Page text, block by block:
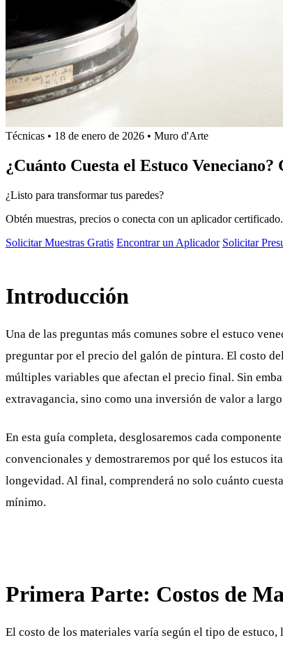
Técnicas • 18 de enero de 2026 • Muro d'Arte
¿Cuánto Cuesta el Estuco Veneciano?
¿Listo para transformar tus paredes?
Obtén muestras, precios o conecta con un aplicador certificado.
Solicitar Muestras Gratis Encontrar un Aplicador Solicitar
Introducción
Una de las preguntas más comunes sobre el estuco
preguntar por el precio del galón de pintura. El costo
múltiples variables que afectan el precio final. Sin
extravagancia, sino como una inversión de valor a
En esta guía completa, desglosaremos cada
convencionales y demostraremos por qué los estucos
longevidad. Al final, comprenderá no solo cuánto
mínimo.
Primera Parte: Costos de
El costo de los materiales varía según el tipo de